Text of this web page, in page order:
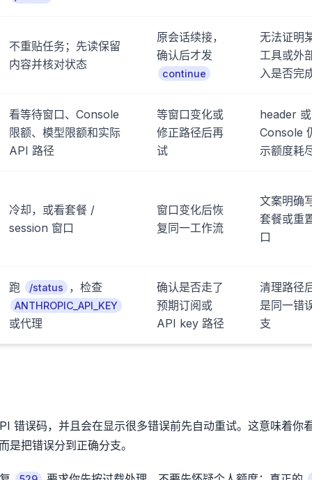
不重贴任务；先读保留
内容并核对状态
原会话续接，
确认后才发
continue
无法证明
工具或外
入是否完
看等待窗口、Console
限额、模型限额和实际
API 路径
等窗口变化或
修正路径后再
试
header 或
Console
示额度耗
冷却，或看套餐 /
session 窗口
窗口变化后恢
复同一工作流
文案明确
套餐或重
口
跑 /status ，检查
ANTHROPIC_API_KEY
或代理
确认是否走了
预期订阅或
API key 路径
清理路径
是同一错
支
错误码，并且会在显示很多错误前先自动重试。这意味着你
是把错误分到正确分支。